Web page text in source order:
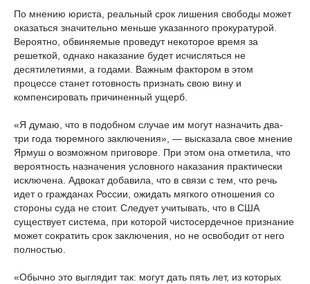
По мнению юриста, реальный срок лишения свободы может
оказаться значительно меньше указанного прокуратурой.
Вероятно, обвиняемые проведут некоторое время за
решеткой, однако наказание будет исчисляться не
десятилетиями, а годами. Важным фактором в этом
процессе станет готовность признать свою вину и
компенсировать причиненный ущерб.
«Я думаю, что в подобном случае им могут назначить два-
три года тюремного заключения», — высказала свое мнение
Ярмуш о возможном приговоре. При этом она отметила, что
вероятность назначения условного наказания практически
исключена. Адвокат добавила, что в связи с тем, что речь
идет о гражданах России, ожидать мягкого отношения со
стороны суда не стоит. Следует учитывать, что в США
существует система, при которой чистосердечное признание
может сократить срок заключения, но не освободит от него
полностью.
«Обычно это выглядит так: могут дать пять лет, из которых